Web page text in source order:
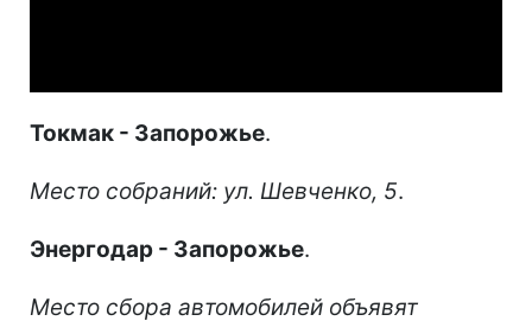
Токмак - Запорожье.
Место собраний: ул. Шевченко, 5.
Энергодар - Запорожье.
Место сбора автомобилей объявят